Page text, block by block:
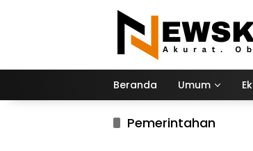
Beranda Umum
Pemerintahan